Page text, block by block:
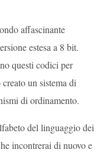
affascinante
estesa a 8 bit.
questi codici per
un sistema di
di ordinamento.
del linguaggio dei
incontrerai di nuovo e